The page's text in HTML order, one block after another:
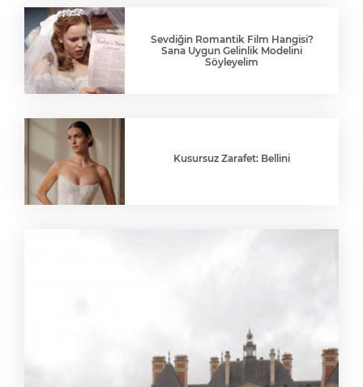
Sevdiğin Romantik Film Hangisi?
Sana Uygun Gelinlik Modelini
Söyleyelim
Kusursuz Zarafet: Bellini